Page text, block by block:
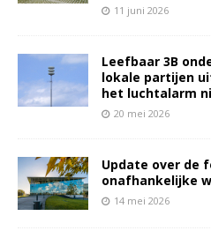
11 juni 2026
Leefbaar 3B
lokale partijen
het luchtalarm
20 mei 2026
Update over de
onafhankelijke
14 mei 2026